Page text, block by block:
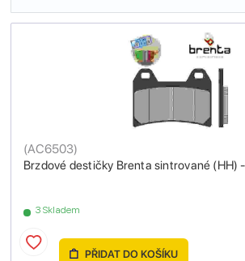
Brzdové destičky Brenta sintrované (HH)
(AC6503)
3 Skladem
PŘIDAT DO KOŠÍKU